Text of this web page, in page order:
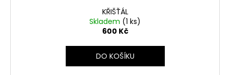
KŘIŠŤÁL
Skladem (1 ks)
600 Kč
DO KOŠÍKU